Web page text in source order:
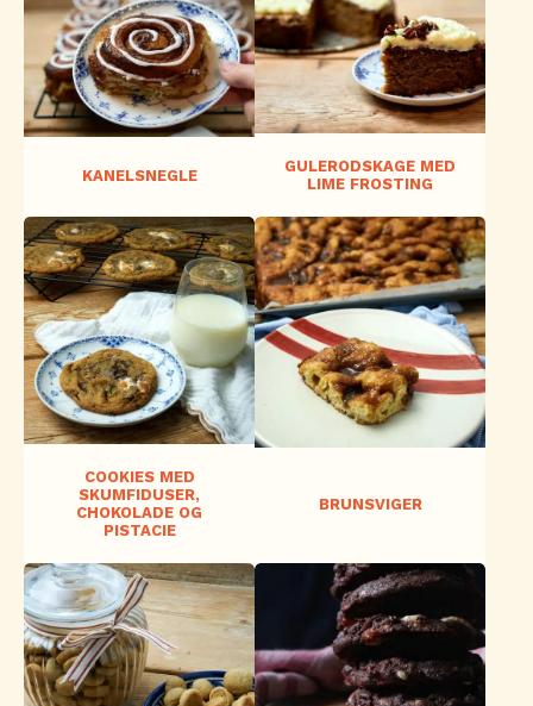
KANELSNEGLE
GULERODSKAGE MED
LIME FROSTING
COOKIES MED
SKUMFIDUSER,
CHOKOLADE OG
PISTACIE
BRUNSVIGER